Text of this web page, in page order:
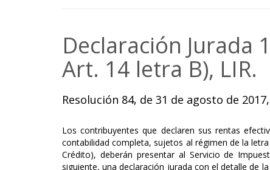
Declaración Jurada
Art. 14 letra B), LIR.
Resolución 84, de 31 de agosto de
Los contribuyentes que declaren sus rentas
contabilidad completa, sujetos al régimen de la
Crédito), deberán presentar al Servicio de
siguiente, una declaración jurada con el detalle de